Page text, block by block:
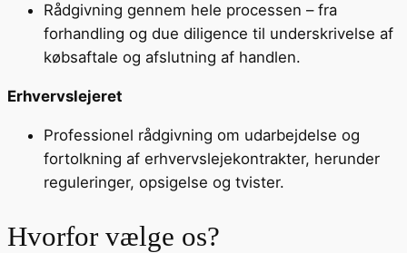
Rådgivning gennem hele processen – fra
forhandling og due diligence til underskrivelse af
købsaftale og afslutning af handlen.
Erhvervslejeret
Professionel rådgivning om udarbejdelse og
fortolkning af erhvervslejekontrakter, herunder
reguleringer, opsigelse og tvister.
Hvorfor vælge os?